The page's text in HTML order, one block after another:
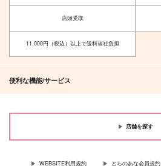
店頭受取
11,000円（税込）以上で送料当社負担
便利な機能/サービス
店舗を探す
WEBSITE利用規約 とらのあな会員規約